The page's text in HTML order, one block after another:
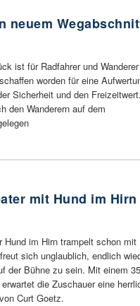
neuem
ist für Radfahrer und Wanderer
worden für eine
Sicherheit und den
den Wanderern auf dem
mit Hund im Hirn
Hund im Hirn trampelt schon mit
sich unglaublich, endlich
der Bühne zu sein. Mit einem
die Zuschauer eine
Curt Goetz.